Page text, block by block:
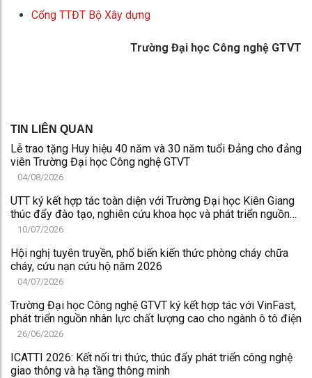
Cổng TTĐT Bộ Xây dựng
Trường Đại học Công nghệ GTVT
TIN LIÊN QUAN
Lễ trao tặng Huy hiệu 40 năm và 30 năm tuổi Đảng cho đảng
viên Trường Đại học Công nghệ GTVT
04/08/2026
UTT ký kết hợp tác toàn diện với Trường Đại học Kiên Giang
thúc đẩy đào tạo, nghiên cứu khoa học và phát triển nguồn
nhân lực chất lượng cao
10/07/2026
Hội nghị tuyên truyền, phổ biến kiến thức phòng cháy chữa
cháy, cứu nạn cứu hộ năm 2026
04/07/2026
Trường Đại học Công nghệ GTVT ký kết hợp tác với VinFast,
phát triển nguồn nhân lực chất lượng cao cho ngành ô tô điện
26/06/2026
ICATTI 2026: Kết nối tri thức, thúc đẩy phát triển công nghệ
giao thông và hạ tầng thông minh